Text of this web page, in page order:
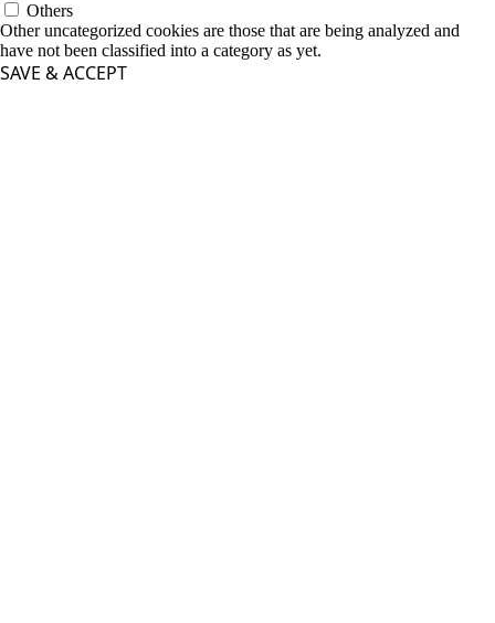
Others
Other uncategorized cookies are those that are being analyzed and
have not been classified into a category as yet.
SAVE & ACCEPT